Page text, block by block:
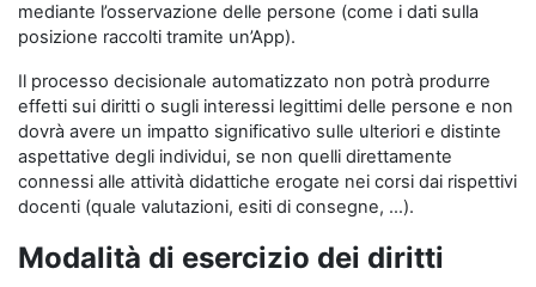
mediante l’osservazione delle persone (come i dati sulla
posizione raccolti tramite un’App).
Il processo decisionale automatizzato non potrà produrre
effetti sui diritti o sugli interessi legittimi delle persone e non
dovrà avere un impatto significativo sulle ulteriori e distinte
aspettative degli individui, se non quelli direttamente
connessi alle attività didattiche erogate nei corsi dai rispettivi
docenti (quale valutazioni, esiti di consegne, …).
Modalità di esercizio dei diritti